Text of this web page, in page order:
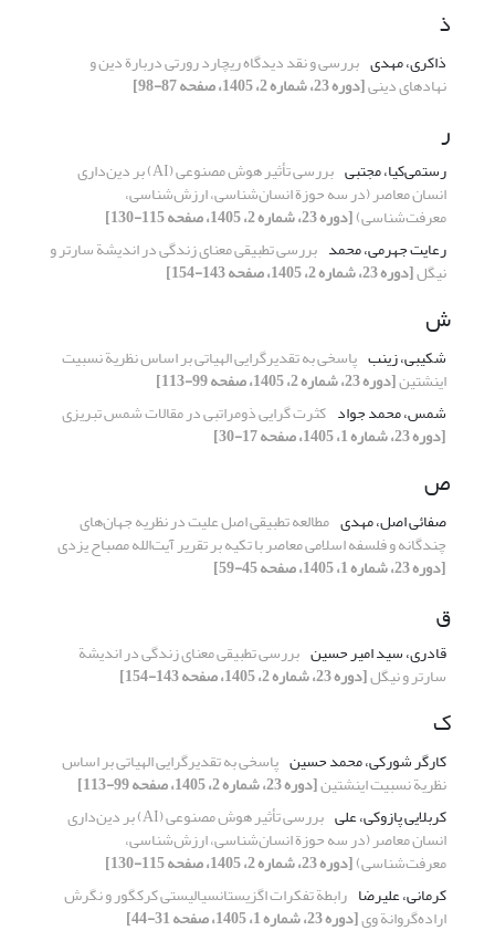
ذ
ذاکری، مهدی بررسی و نقد دیدگاه ریچارد رورتی دربارة دین و
نهادهای دینی[دوره 23، شماره 2، 1405، صفحه 87-98]
ر
رستمی‌کیا، مجتبی بررسی تأثیر هوش مصنوعی (AI) بر دین‌داری
انسان معاصر (در سه حوزة انسان‌شناسی، ارزش‌شناسی،
معرفت‌شناسی)[دوره 23، شماره 2، 1405، صفحه 115-130]
رعایت جهرمی، محمد بررسی تطبیقی معنای زندگی در اندیشة‌ سارتر و
نیگل[دوره 23، شماره 2، 1405، صفحه 143-154]
ش
شکیبی، زینب پاسخی به تقدیرگرایی الهیاتی بر اساس نظریة نسبیت
اینشتین[دوره 23، شماره 2، 1405، صفحه 99-113]
شمس، محمد جواد کثرت گرایی ذومراتبی در مقالات شمس تبریزی
[دوره 23، شماره 1، 1405، صفحه 17-30]
ص
صفائی اصل، مهدی مطالعه تطبیقی اصل علیت در نظریه‌ جهان‌های
چندگانه و فلسفه اسلامی معاصر با تکیه بر تقریر آیت‌الله مصباح یزدی
[دوره 23، شماره 1، 1405، صفحه 45-59]
ق
قادری، سید امیر حسین بررسی تطبیقی معنای زندگی در اندیشة‌
سارتر و نیگل[دوره 23، شماره 2، 1405، صفحه 143-154]
ک
کارگر شورکی، محمد حسین پاسخی به تقدیرگرایی الهیاتی بر اساس
نظریة نسبیت اینشتین[دوره 23، شماره 2، 1405، صفحه 99-113]
کربلایی پازوکی، علی
بررسی تأثیر هوش مصنوعی (AI) بر دین‌داری
انسان معاصر (در سه حوزة انسان‌شناسی، ارزش‌شناسی،
معرفت‌شناسی)[دوره 23، شماره 2، 1405، صفحه 115-130]
کرمانی، علیرضا رابطة تفکرات اگزیستانسیالیستی کرکگور و نگرش
اراده‌گروانة وی[دوره 23، شماره 1، 1405، صفحه 31-44]